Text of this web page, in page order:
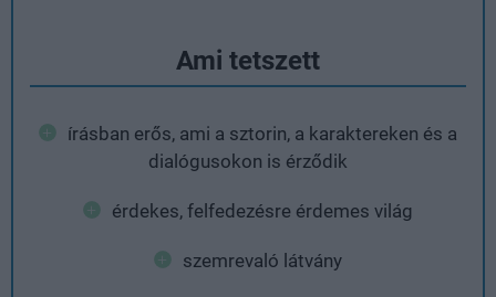
Ami tetszett
írásban erős, ami a sztorin, a karaktereken és a
dialógusokon is érződik
érdekes, felfedezésre érdemes világ
szemrevaló látvány